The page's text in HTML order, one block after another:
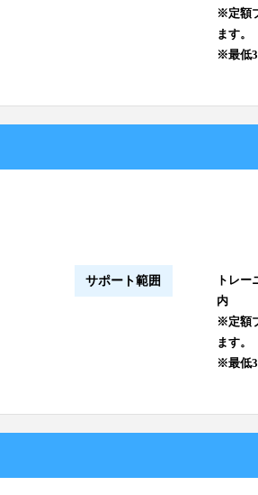
※定額
ます。
※最低
サポート範囲
トレ
内
※定額
ます。
※最低